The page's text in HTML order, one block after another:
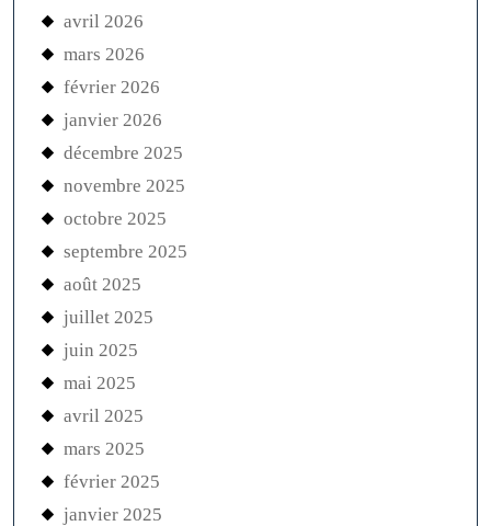
avril 2026
mars 2026
février 2026
janvier 2026
décembre 2025
novembre 2025
octobre 2025
septembre 2025
août 2025
juillet 2025
juin 2025
mai 2025
avril 2025
mars 2025
février 2025
janvier 2025